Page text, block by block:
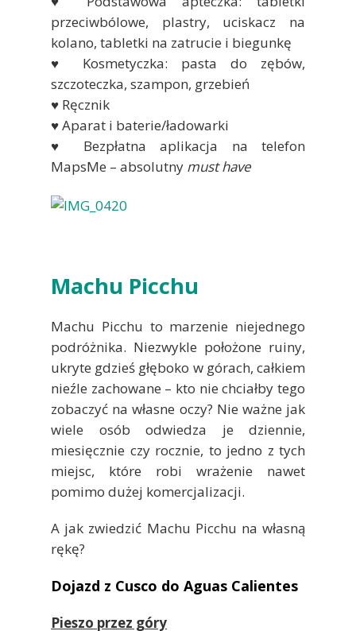
przeciwbólowe, plastry, uciskacz na
kolano, tabletki na zatrucie i biegunkę
♥ Kosmetyczka: pasta do zębów,
szczoteczka, szampon, grzebień
♥ Ręcznik
♥ Aparat i baterie/ładowarki
♥ Bezpłatna aplikacja na telefon
MapsMe – absolutny must have
Machu Picchu
Machu Picchu to marzenie niejednego
podróżnika. Niezwykle położone ruiny,
ukryte gdzieś głęboko w górach, całkiem
nieźle zachowane – kto nie chciałby tego
zobaczyć na własne oczy? Nie ważne jak
wiele osób odwiedza je dziennie,
miesięcznie czy rocznie, to jedno z tych
miejsc, które robi wrażenie nawet
pomimo dużej komercjalizacji.
A jak zwiedzić Machu Picchu na własną
rękę?
Dojazd z Cusco do Aguas Calientes
Pieszo przez góry